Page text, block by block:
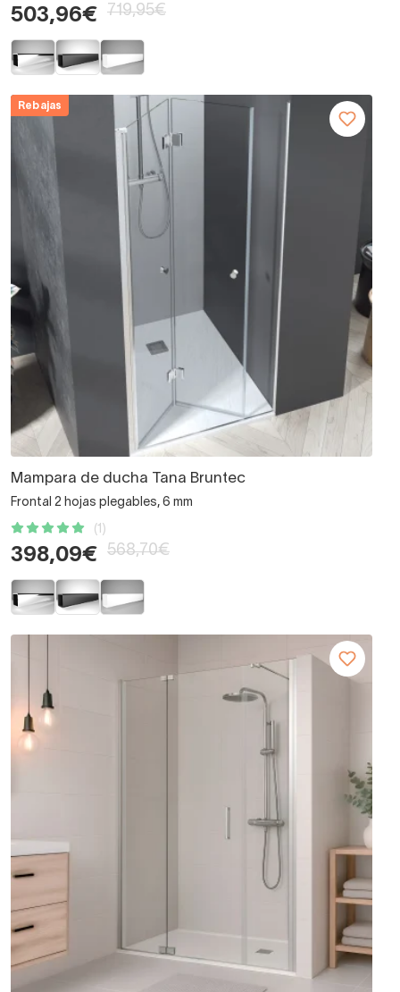
503,96€ 719,95€
Rebajas
Mampara de ducha Tana Bruntec
Frontal 2 hojas plegables, 6 mm
(1)
398,09€ 568,70€